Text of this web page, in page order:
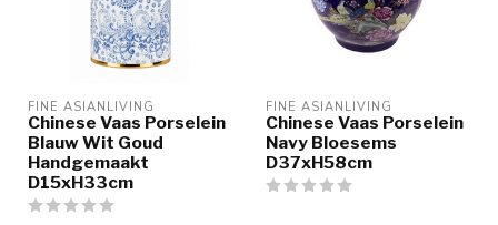
FINE ASIANLIVING
Chinese Vaas Porselein
Blauw Wit Goud
Handgemaakt
D15xH33cm
FINE ASIANLIVING
Chinese Vaas Porselein
Navy Bloesems
D37xH58cm